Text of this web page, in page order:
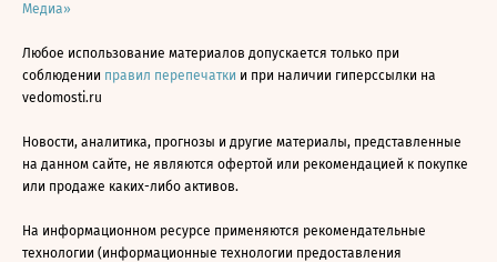
Медиа»
Любое использование материалов допускается только при
соблюдении правил перепечатки и при наличии гиперссылки на
vedomosti.ru
Новости, аналитика, прогнозы и другие материалы, представленные
на данном сайте, не являются офертой или рекомендацией к покупке
или продаже каких-либо активов.
На информационном ресурсе применяются рекомендательные
технологии (информационные технологии предоставления